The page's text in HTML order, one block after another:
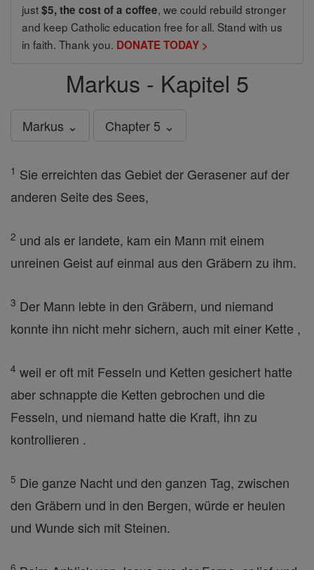
just$5, the cost of a coffee, we could rebuild stronger
and keep Catholic education free for all. Stand with us
in faith. Thank you. DONATE TODAY >
Markus - Kapitel 5
Markus ⌄ Chapter 5 ⌄
1 Sie erreichten das Gebiet der Gerasener auf der
anderen Seite des Sees,
2 und als er landete, kam ein Mann mit einem
unreinen Geist auf einmal aus den Gräbern zu ihm.
3 Der Mann lebte in den Gräbern, und niemand
konnte ihn nicht mehr sichern, auch mit einer Kette ,
4 weil er oft mit Fesseln und Ketten gesichert hatte
aber schnappte die Ketten gebrochen und die
Fesseln, und niemand hatte die Kraft, ihn zu
kontrollieren .
5 Die ganze Nacht und den ganzen Tag, zwischen
den Gräbern und in den Bergen, würde er heulen
und Wunde sich mit Steinen.